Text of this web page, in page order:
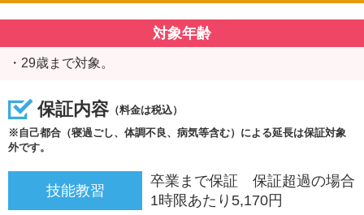
対象年齢
・29歳まで対象。
保証内容 （料金は税込）
※自己都合（寝過ごし、体調不良、病気等含む）による延長は保証対象
外です。
技能教習
卒業まで保証 保証超過の場合
1時限あたり5,170円